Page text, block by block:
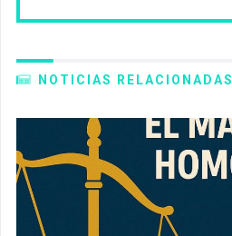
NOTICIAS RELACIONADAS